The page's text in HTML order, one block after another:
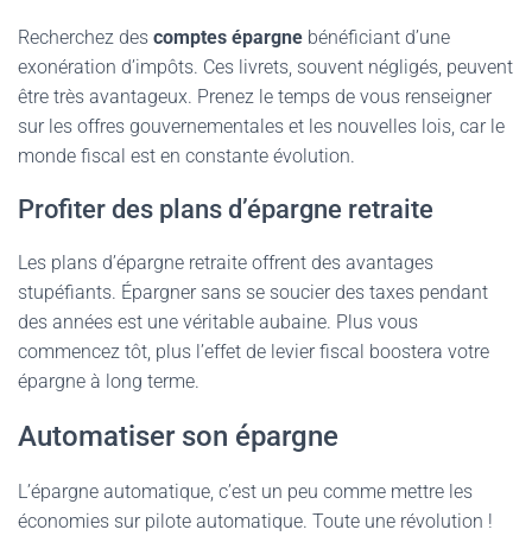
Recherchez des comptes épargne bénéficiant d’une
exonération d’impôts. Ces livrets, souvent négligés, peuvent
être très avantageux. Prenez le temps de vous renseigner
sur les offres gouvernementales et les nouvelles lois, car le
monde fiscal est en constante évolution.
Profiter des plans d’épargne retraite
Les plans d’épargne retraite offrent des avantages
stupéfiants. Épargner sans se soucier des taxes pendant
des années est une véritable aubaine. Plus vous
commencez tôt, plus l’effet de levier fiscal boostera votre
épargne à long terme.
Automatiser son épargne
L’épargne automatique, c’est un peu comme mettre les
économies sur pilote automatique. Toute une révolution !